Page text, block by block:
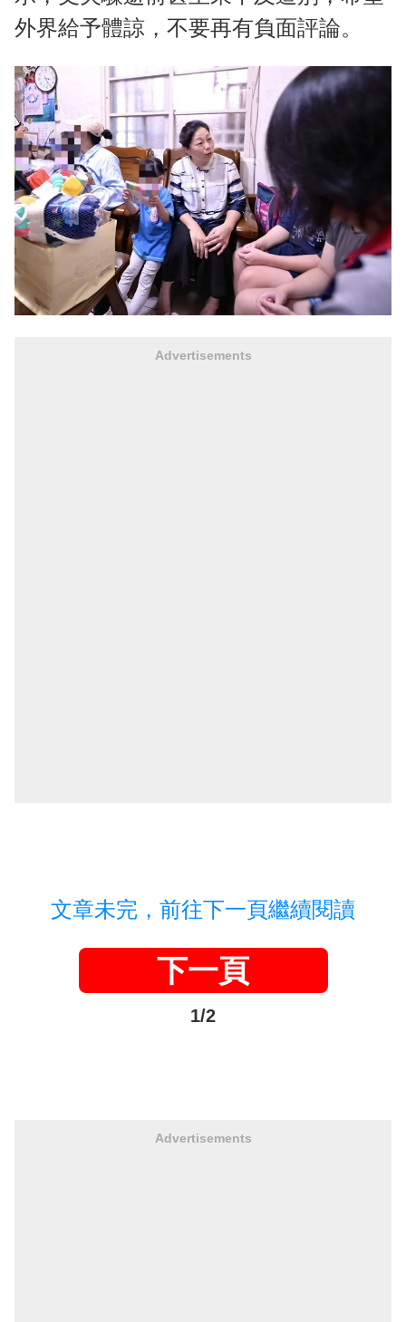
外界給予體諒，不要再有負面評論。
Advertisements
文章未完，前往下一頁繼續閱讀
下一頁
1/2
Advertisements